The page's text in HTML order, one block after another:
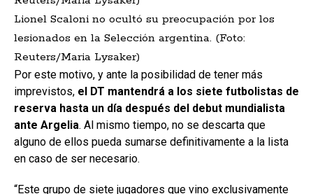
Lionel Scaloni no ocultó su preocupación por los
lesionados en la Selección argentina. (Foto:
Reuters/Maria Lysaker)
Por este motivo, y ante la posibilidad de tener más
imprevistos, el DT mantendrá a los siete futbolistas de
reserva hasta un día después del debut mundialista
ante Argelia. Al mismo tiempo, no se descarta que
alguno de ellos pueda sumarse definitivamente a la lista
en caso de ser necesario.
“Este grupo de siete jugadores que vino exclusivamente